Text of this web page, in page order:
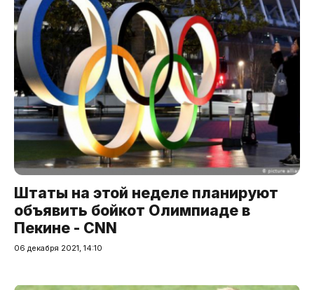
Штаты на этой неделе планируют
объявить бойкот Олимпиаде в
Пекине - CNN
06 декабря 2021, 14:10